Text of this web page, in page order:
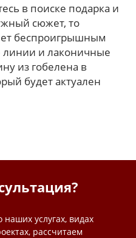
в поиске подарка и
сюжет, то
беспроигрышным
и лаконичные
из гобелена в
будет актуален
услугах, видах
рассчитаем